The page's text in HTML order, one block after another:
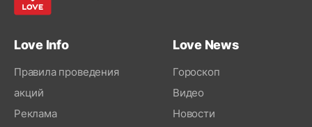
Love Info
Правила проведения
акций
Реклама
Love News
Гороскоп
Видео
Новости